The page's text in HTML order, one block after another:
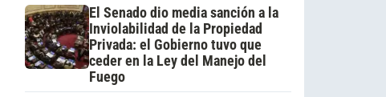
El Senado dio media sanción a la
Inviolabilidad de la Propiedad
Privada: el Gobierno tuvo que
ceder en la Ley del Manejo del
Fuego